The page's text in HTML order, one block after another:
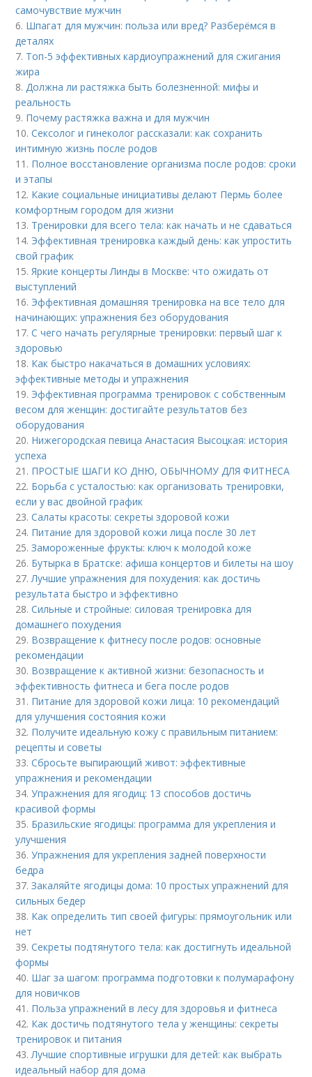
самочувствие мужчин
6. Шпагат для мужчин: польза или вред? Разберёмся в
деталях
7. Топ-5 эффективных кардиоупражнений для сжигания
жира
8.Должна ли растяжка быть болезненной: мифы и
реальность
9. Почему растяжка важна и для мужчин
10.Сексолог и гинеколог рассказали: как сохранить
интимную жизнь после родов
11. Полное восстановление организма после родов: сроки
и этапы
12. Какие социальные инициативы делают Пермь более
комфортным городом для жизни
13. Тренировки для всего тела: как начать и не сдаваться
14. Эффективная тренировка каждый день: как упростить
свой график
15.Яркие концерты Линды в Москве: что ожидать от
выступлений
16. Эффективная домашняя тренировка на все тело для
начинающих: упражнения без оборудования
17.С чего начать регулярные тренировки: первый шаг к
здоровью
18. Как быстро накачаться в домашних условиях:
эффективные методы и упражнения
19. Эффективная программа тренировок с собственным
весом для женщин: достигайте результатов без
оборудования
20. Нижегородская певица Анастасия Высоцкая: история
успеха
21. ПРОСТЫЕ ШАГИ КО ДНЮ, ОБЫЧНОМУ ДЛЯ ФИТНЕСА
22. Борьба с усталостью: как организовать тренировки,
если у вас двойной график
23.Салаты красоты: секреты здоровой кожи
24. Питание для здоровой кожи лица после 30 лет
25.Замороженные фрукты: ключ к молодой коже
26. Бутырка в Братске: афиша концертов и билеты на шоу
27.Лучшие упражнения для похудения: как достичь
результата быстро и эффективно
28.Сильные и стройные: силовая тренировка для
домашнего похудения
29. Возвращение к фитнесу после родов: основные
рекомендации
30. Возвращение к активной жизни: безопасность и
эффективность фитнеса и бега после родов
31. Питание для здоровой кожи лица: 10 рекомендаций
для улучшения состояния кожи
32. Получите идеальную кожу с правильным питанием:
рецепты и советы
33.Сбросьте выпирающий живот: эффективные
упражнения и рекомендации
34.Упражнения для ягодиц: 13 способов достичь
красивой формы
35. Бразильские ягодицы: программа для укрепления и
улучшения
36.Упражнения для укрепления задней поверхности
бедра
37.Закаляйте ягодицы дома: 10 простых упражнений для
сильных бедер
38. Как определить тип своей фигуры: прямоугольник или
нет
39.Секреты подтянутого тела: как достигнуть идеальной
формы
40. Шаг за шагом: программа подготовки к полумарафону
для новичков
41. Польза упражнений в лесу для здоровья и фитнеса
42. Как достичь подтянутого тела у женщины: секреты
тренировок и питания
43.Лучшие спортивные игрушки для детей: как выбрать
идеальный набор для дома